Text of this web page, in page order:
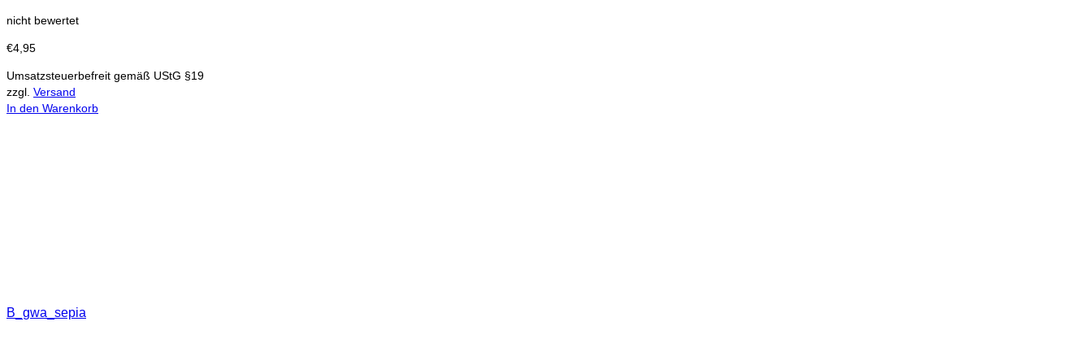
nicht bewertet
€4,95
Umsatzsteuerbefreit gemäß UStG §19
zzgl. Versand
In den Warenkorb
B_gwa_sepia